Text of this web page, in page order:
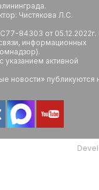
Чистякова Л.С.
84303 от
информационных
активной
новости» публикуются